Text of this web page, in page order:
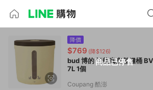
商品已停售
降價
$769 (降$126)
bud 博的 智能真空儲糧桶
7L 1個
Coupang 酷澎